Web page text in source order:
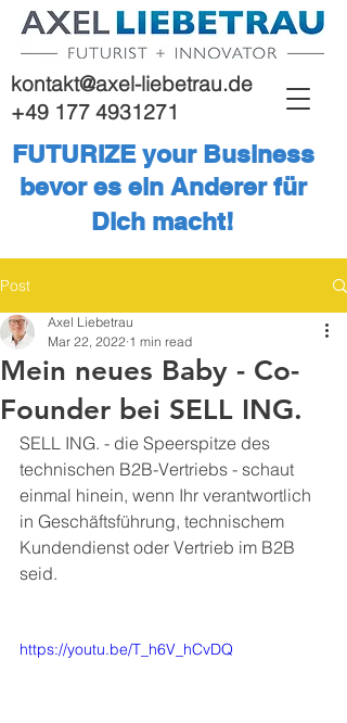
kontakt@axel-liebetrau.de
+49 177 4931271
FUTURIZE your Business
bevor es ein Anderer für
Dich macht!
Post
Mein neues Baby - Co-
Founder bei SELL ING.
Axel Liebetrau
Mar 22, 2022 1 min read
SELL ING. - die Speerspitze des
technischen B2B-Vertriebs - schaut
einmal hinein, wenn Ihr verantwortlich
in Geschäftsführung, technischem
Kundendienst oder Vertrieb im B2B
seid.
https://youtu.be/T_h6V_hCvDQ